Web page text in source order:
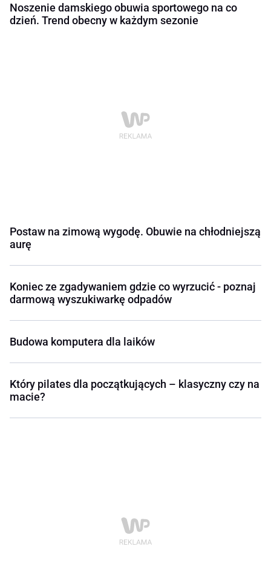
Noszenie damskiego obuwia sportowego na co
dzień. Trend obecny w każdym sezonie
Postaw na zimową wygodę. Obuwie na chłodniejszą
aurę
Koniec ze zgadywaniem gdzie co wyrzucić - poznaj
darmową wyszukiwarkę odpadów
Budowa komputera dla laików
Który pilates dla początkujących – klasyczny czy na
macie?